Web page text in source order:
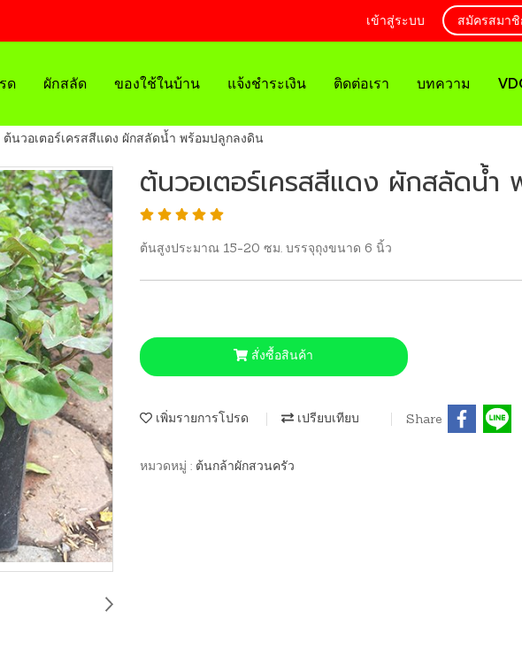
เข้าสู่ระบบ สมัครสมาชิ
ด ผักสลัด ของใช้ในบ้าน แจ้งชำระเงิน ติดต่อเรา บทความ
ต้นวอเตอร์เครสสีแดง ผักสลัดน้ำ พร้อมปลูกลงดิน
ต้นวอเตอร์เครสสีแดง ผักสลัดน้ำ
ต้นสูงประมาณ 15-20 ซม. บรรจุถุงขนาด 6 นิ้ว
สั่งซื้อสินค้า
เพิ่มรายการโปรด เปรียบเทียบ Share
หมวดหมู่ : ต้นกล้าผักสวนครัว